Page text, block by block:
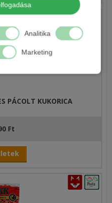
Analitika
Marketing
PÁCOLT KUKORICA
Ft